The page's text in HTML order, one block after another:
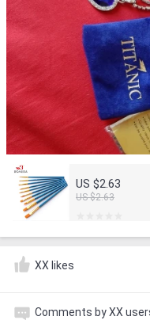
US $2.63
US $2.63
XX likes
Comments by XX